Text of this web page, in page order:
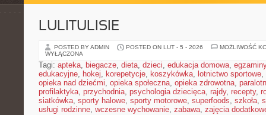
LULITULISIE
POSTED BY ADMIN POSTED ON LUT - 5 - 2026
MOŻLIWOŚĆ
WYŁĄCZONA
Tagi: apteka, biegacze, dieta, dzieci, edukacja domowa, egzaminy
edukacyjne, hokej, korepetycje, koszykówka, lotnictwo sportowe,
opieka nad dziećmi, opieka społeczna, opieka zdrowotna,
profilaktyka, przychodnia, psychologia dziecięca, rajdy, recepty,
siatkówka, sporty halowe, sporty motorowe, superfoods, szkoła,
usługi rodzinne, wczesne wychowanie, zabawa, zajęcia